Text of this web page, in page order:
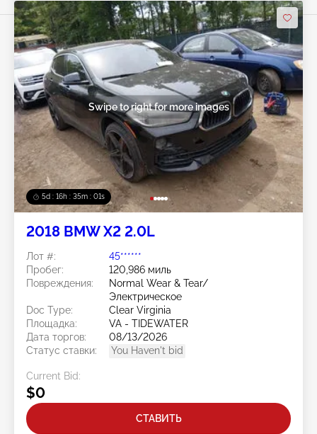
5d : 16h : 34m : 59s
Swipe to right for more images
2018 BMW X2 2.0L
Лот #:
45******
Пробег:
120,986 миль
Повреждения:
Normal Wear & Tear/
Электрическое
Doc Type:
Clear Virginia
Площадка:
VA - TIDEWATER
Дата торгов:
08/13/2026
Статус ставки:
You Haven't bid
Current Bid:
$0
СТАВИТЬ